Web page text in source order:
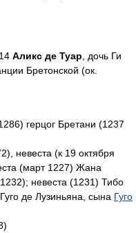
Аликс де Туар , дочь Ги
Бретонской (ок.
герцог Бретани (1237
невеста (к 19 октября
(март 1227) Жана
невеста (1231) Тибо
де Лузиньяна, сына Гуго